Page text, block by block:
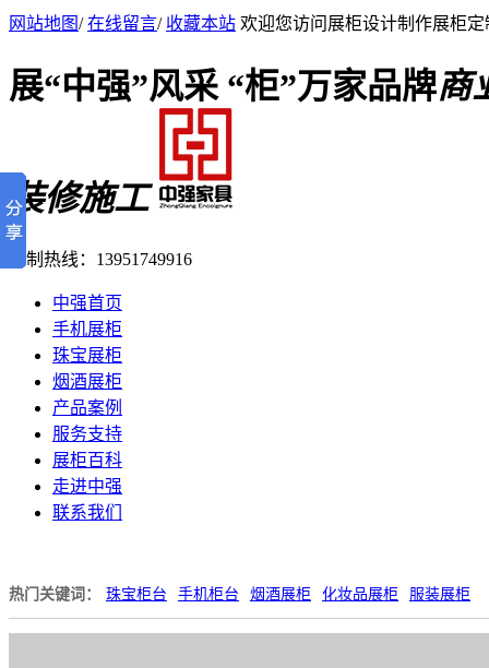
网站地图/在线留言/ 收藏本站 欢迎您访问展柜设计制作展柜
展“中强”风采 “柜”万家品牌商
装修施工
定制热线： 13951749916
中强首页
手机展柜
珠宝展柜
烟酒展柜
产品案例
服务支持
展柜百科
走进中强
联系我们
热门关键词： 珠宝柜台 手机柜台 烟酒展柜 化妆品展柜 服装展柜